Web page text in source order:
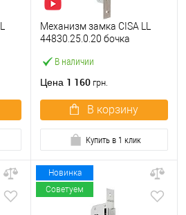
В наличии
Механизм замка CISA LL
44830.25.0.20 бочка
нержавеющая сталь
Цена 1 160 грн.
В корзину
Купить в 1 клик
Новинка
Советуем